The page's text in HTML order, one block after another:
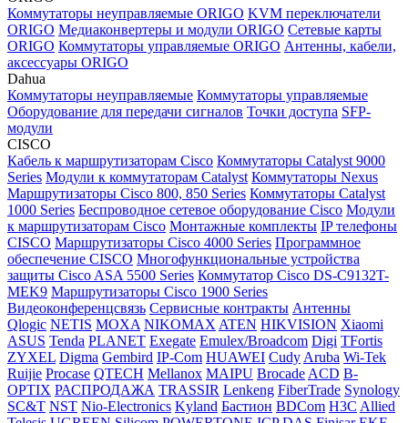
Коммутаторы неуправляемые ORIGO KVM переключатели
ORIGO Медиаконвертеры и модули ORIGO Сетевые карты
ORIGO Коммутаторы управляемые ORIGO Антенны, кабели,
аксессуары ORIGO
Dahua
Коммутаторы неуправляемые Коммутаторы управляемые
Оборудование для передачи сигналов Точки доступа SFP-
модули
CISCO
Кабель к маршрутизаторам Cisco Коммутаторы Catalyst 9000
Series Модули к коммутаторам Catalyst Коммутаторы Nexus
Маршрутизаторы Cisco 800, 850 Series Коммутаторы Catalyst
1000 Series Беспроводное сетевое оборудование Cisco Модули
к маршрутизаторам Cisco Монтажные комплекты IP телефоны
СISCO Маршрутизаторы Cisco 4000 Series Программное
обеспечение СISCO Многофункциональные устройства
защиты Cisco ASA 5500 Series Коммутатор Cisco DS-C9132T-
MEK9 Маршрутизаторы Cisco 1900 Series
Видеоконференцсвязь Сервисные контракты Антенны
Qlogic NETIS MOXA NIKOMAX ATEN HIKVISION Xiaomi
ASUS Tenda PLANET Exegate Emulex/Broadcom Digi TFortis
ZYXEL Digma Gembird IP-Com HUAWEI Cudy Aruba Wi-Tek
Ruijie Procase QTECH Mellanox MAIPU Brocade ACD B-
OPTIX РАСПРОДАЖА TRASSIR Lenkeng FiberTrade Synology
SC&T NST Nio-Electronics Kyland Бастион BDCom H3C Allied